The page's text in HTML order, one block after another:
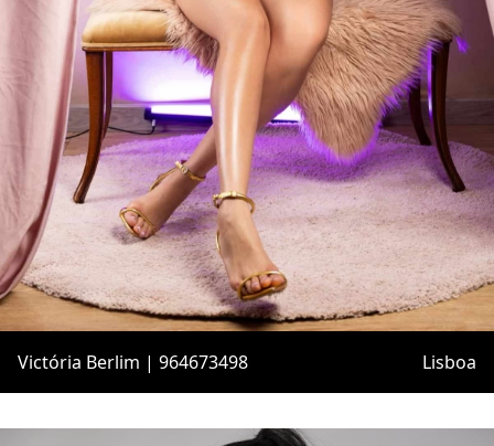
Victória Berlim | 964673498 Lisboa